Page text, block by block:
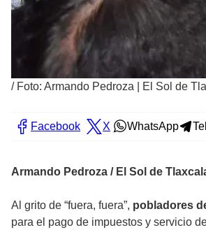
/ Foto: Armando Pedroza | El Sol de
Facebook X WhatsApp
Armando Pedroza / El Sol de
Al grito de “fuera, fuera”, pobladores
para el pago de impuestos y servicio